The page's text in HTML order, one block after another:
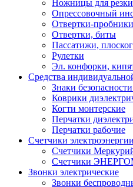
Ножницы для резки
Опрессовочный
Отвертки-пробники
Отвертки, биты
Пассатижи,
Рулетки
Эл. конфорки,
Средства
Знаки
Коврики
Когти монтерские
Перчатки
Перчатки рабочие
Счетчики электроэнергии
Счетчики
Счетчики
Звонки электрические
Звонки